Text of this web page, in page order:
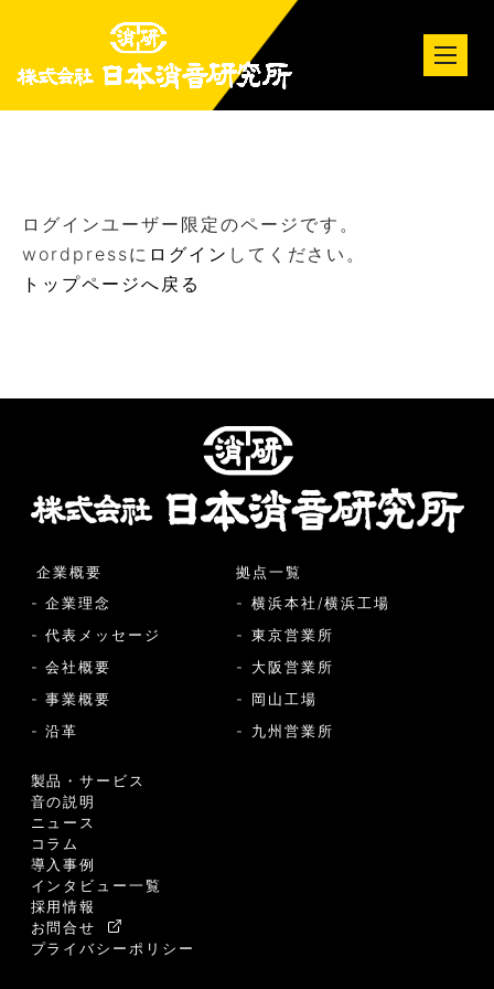
ログインユーザー限定のページです。
wordpressに ログイン してください。
トップページへ戻る
企業概要
- 企業理念
- 代表メッセージ
- 会社概要
- 事業概要
- 沿革
製品・サービス
音の説明
ニュース
コラム
導入事例
インタビュー一覧
採用情報
お問合せ
プライバシーポリシー
拠点一覧
- 横浜本社/横浜工場
- 東京営業所
- 大阪営業所
- 岡山工場
- 九州営業所